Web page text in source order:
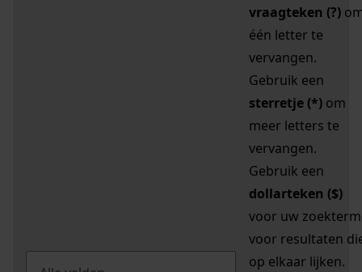
vraagteken (?)
één letter te
vervangen.
Gebruik een
sterretje (*) om
meer letters te
vervangen.
Gebruik een
dollarteken ($)
voor uw zoekterm
voor resultaten
op elkaar lijken.